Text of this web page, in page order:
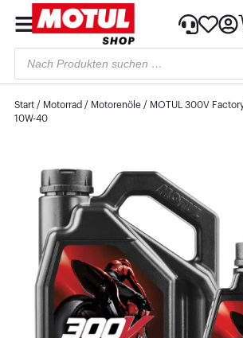
Start/ Motorrad / Motorenöle/ MOTUL 300V
10W-40